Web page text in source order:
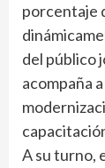
porcentaje
del público
acompaña
A su turno,